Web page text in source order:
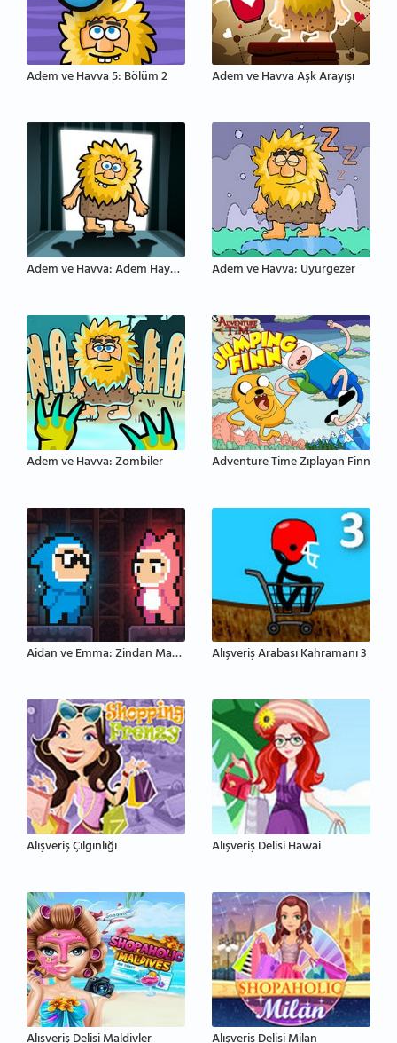
Adem ve Havva 5: Bölüm 2 Adem ve Havva Aşk Arayışı
Adem ve Havva: Adem Hayalet Adem ve Havva: Uyurgezer
Adem ve Havva: Zombiler Adventure Time Zıplayan Finn
Aidan ve Emma: Zindan Macerası Alışveriş Arabası Kahramanı 3
Alışveriş Çılgınlığı Alışveriş Delisi Hawai